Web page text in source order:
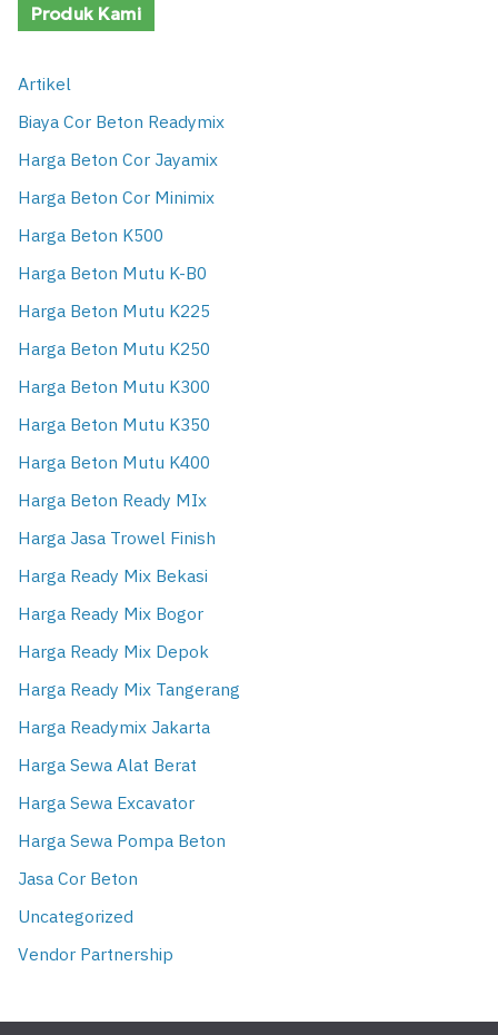
Produk Kami
Artikel
Biaya Cor Beton Readymix
Harga Beton Cor Jayamix
Harga Beton Cor Minimix
Harga Beton K500
Harga Beton Mutu K-B0
Harga Beton Mutu K225
Harga Beton Mutu K250
Harga Beton Mutu K300
Harga Beton Mutu K350
Harga Beton Mutu K400
Harga Beton Ready MIx
Harga Jasa Trowel Finish
Harga Ready Mix Bekasi
Harga Ready Mix Bogor
Harga Ready Mix Depok
Harga Ready Mix Tangerang
Harga Readymix Jakarta
Harga Sewa Alat Berat
Harga Sewa Excavator
Harga Sewa Pompa Beton
Jasa Cor Beton
Uncategorized
Vendor Partnership